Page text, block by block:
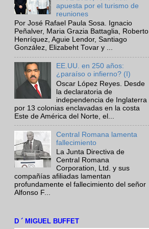
apuesta por el turismo de
reuniones
Por José Rafael Paula Sosa. Ignacio
Peñalver, Maria Grazia Battaglia, Roberto
Henríquez, Aguie Lendor, Santiago
González, Elizabeht Tovar y ...
EE.UU. en 250 años:
¿paraíso o infierno? (I)
Oscar López Reyes. Desde
la declaratoria de
independencia de Inglaterra
por 13 colonias enclavadas en la costa
Este de América del Norte, el...
Central Romana lamenta
fallecimiento
La Junta Directiva de
Central Romana
Corporation, Ltd. y sus
compañías afiliadas lamentan
profundamente el fallecimiento del señor
Alfonso F...
D ´ MIGUEL BUFFET